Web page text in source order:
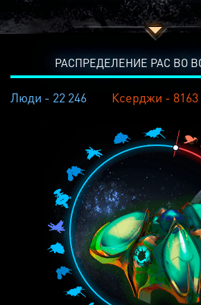
РАСПРЕДЕЛЕНИЕ РАС ВО
Люди - 22 246 Ксерджи - 8163